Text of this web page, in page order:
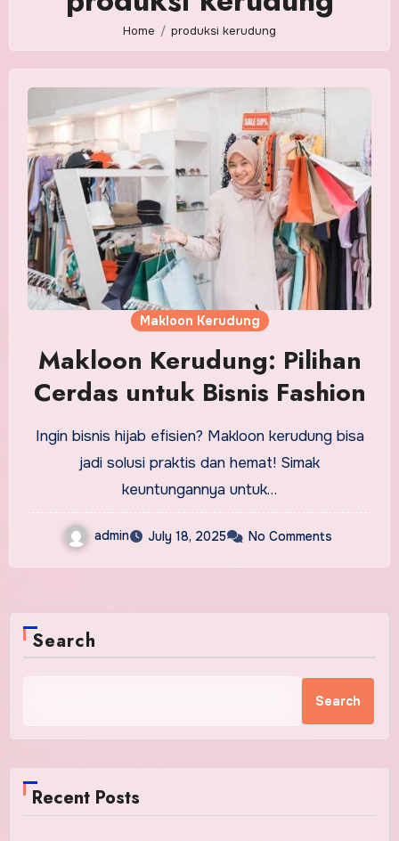
Home produksi kerudung
Makloon Kerudung
Makloon Kerudung: Pilihan
Cerdas untuk Bisnis Fashion
Ingin bisnis hijab efisien? Makloon kerudung bisa
jadi solusi praktis dan hemat! Simak
keuntungannya untuk…
admin July 18, 2025 No Comments
Search
Search
Recent Posts